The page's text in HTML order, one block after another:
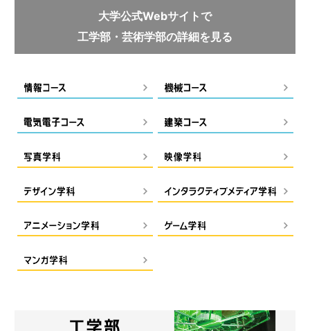
大学公式Webサイトで
工学部・芸術学部の詳細を見る